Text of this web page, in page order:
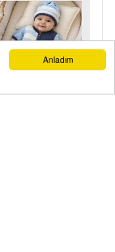
Anladım